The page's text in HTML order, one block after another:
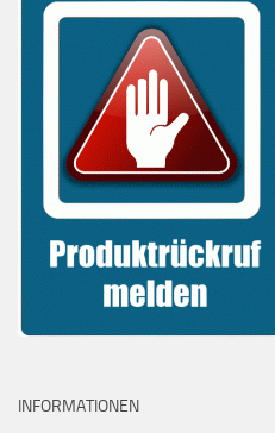
INFORMATIONEN